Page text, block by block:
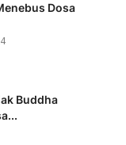
Dosa
Buddha